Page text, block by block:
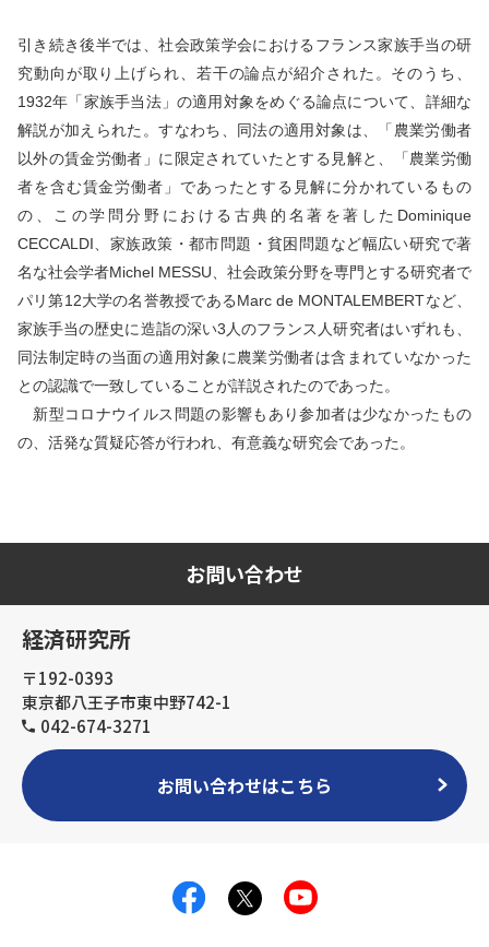
引き続き後半では、社会政策学会におけるフランス家族手当の研
究動向が取り上げられ、若干の論点が紹介された。そのうち、
1932年「家族手当法」の適用対象をめぐる論点について、詳細な
解説が加えられた。すなわち、同法の適用対象は、「農業労働者
以外の賃金労働者」に限定されていたとする見解と、「農業労働
者を含む賃金労働者」であったとする見解に分かれているもの
の、この学問分野における古典的名著を著した Dominique
CECCALDI 、家族政策・都市問題・貧困問題など幅広い研究で著
名な社会学者Michel MESSU 、社会政策分野を専門とする研究者で
パリ第12大学の名誉教授であるMarc de MONTALEMBERTなど、
家族手当の歴史に造詣の深い3 人のフランス人研究者はいずれも、
同法制定時の当面の適用対象に農業労働者は含まれていなかった
との認識で一致していることが詳説されたのであった。
新型コロナウイルス問題の影響もあり参加者は少なかったもの
の、活発な質疑応答が行われ、有意義な研究会であった。
お問い合わせ
経済研究所
〒192-0393
東京都八王子市東中野742-1
042-674-3271
お問い合わせはこちら